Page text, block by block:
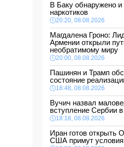
В Баку обнаружено и
наркотиков
20:20, 08.08.2026
Магдалена Гроно:
Армении открыли
необратимому миру
20:00, 08.08.2026
Пашинян и Трамп
состояние
18:48, 08.08.2026
Вучич назвал
вступление Сербии
18:18, 08.08.2026
Иран готов открыть
США примут условия